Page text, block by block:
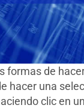
formas de
hacer una
clic en